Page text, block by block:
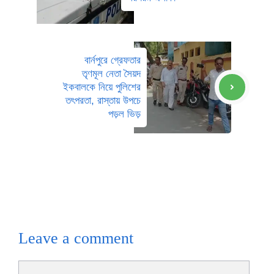
বার্নপুরে গ্রেফতার
তৃণমূল নেতা সৈয়দ
ইকবালকে নিয়ে পুলিশের
তৎপরতা, রাস্তায় উপচে
পড়ল ভিড়
Leave a comment